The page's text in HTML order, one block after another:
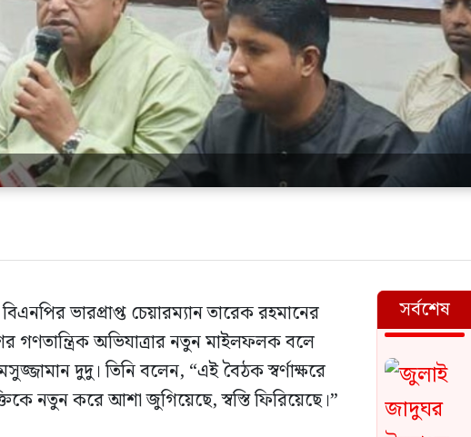
ভারপ্রাপ্ত চেয়ারম্যান তারেক রহমানের
গণতান্ত্রিক অভিযাত্রার নতুন মাইলফলক বলে
দুদু। তিনি বলেন, “এই বৈঠক স্বর্ণাক্ষরে
নতুন করে আশা জুগিয়েছে, স্বস্তি ফিরিয়েছে।”
সর্বশেষ